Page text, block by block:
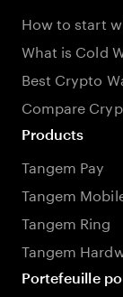
How to start
What is Cold
Best Crypto
Compare
Products
Tangem Pay
Tangem
Tangem Ring
Tangem
Portefeuille